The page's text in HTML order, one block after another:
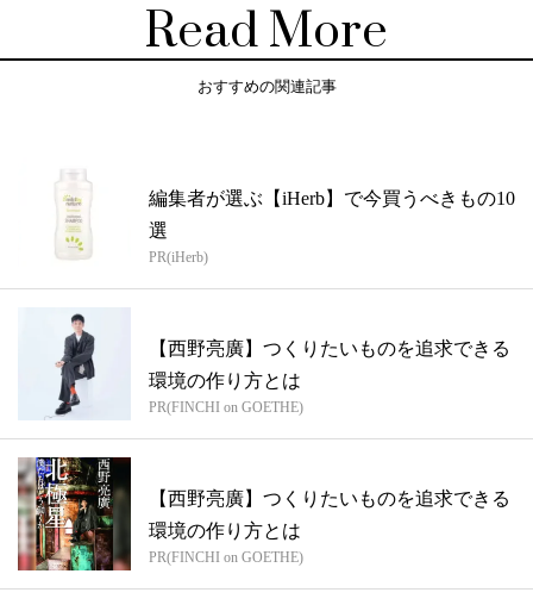
Read More
おすすめの関連記事
編集者が選ぶ【iHerb】で今買うべきもの10
選
PR(iHerb)
【西野亮廣】つくりたいものを追求できる
環境の作り方とは
PR(FINCHI on GOETHE)
【西野亮廣】つくりたいものを追求できる
環境の作り方とは
PR(FINCHI on GOETHE)